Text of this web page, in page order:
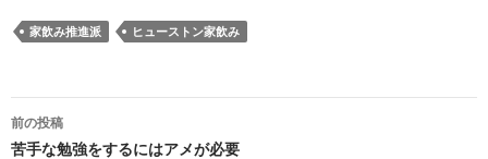
家飲み推進派 ヒューストン家飲み
投
前の投稿
苦手な勉強をするにはアメが必要